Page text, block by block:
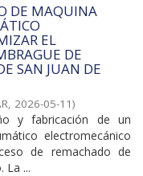
DE MAQUINA
EL
DE
SAN JUAN DE
, 2026-05-11)
y fabricación de un
electromecánico
de remachado de
La ...